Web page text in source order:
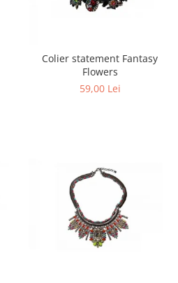
Colier statement Fantasy
Flowers
59,00 Lei